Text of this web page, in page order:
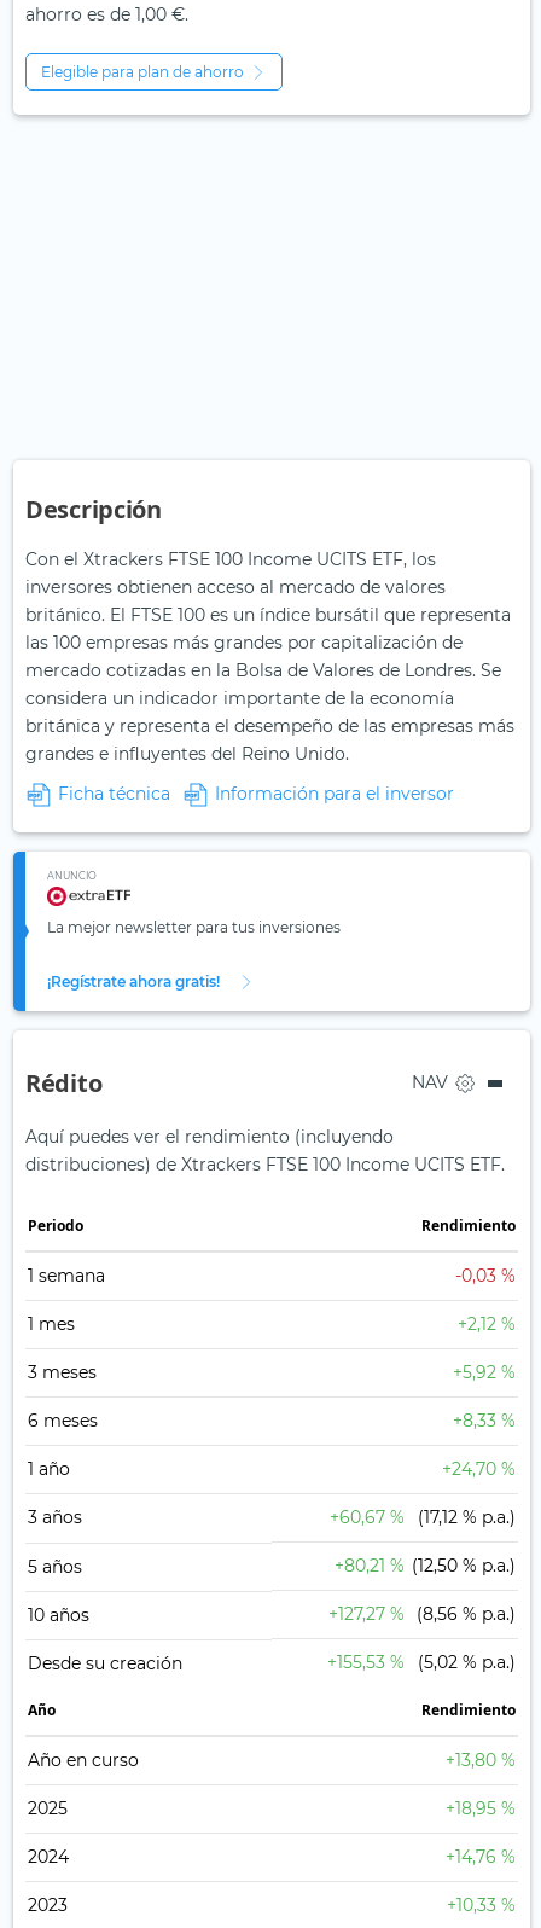
ahorro es de 1,00 €.
Elegible para plan de ahorro
Descripción
Con el Xtrackers FTSE 100 Income UCITS ETF, los
inversores obtienen acceso al mercado de valores
británico. El FTSE 100 es un índice bursátil que representa
las 100 empresas más grandes por capitalización de
mercado cotizadas en la Bolsa de Valores de Londres. Se
considera un indicador importante de la economía
británica y representa el desempeño de las empresas más
grandes e influyentes del Reino Unido.
Ficha técnica
Información para el inversor
ANUNCIO
La mejor newsletter para tus inversiones
¡Regístrate ahora gratis!
Rédito NAV
Aquí puedes ver el rendimiento (incluyendo
distribuciones) de Xtrackers FTSE 100 Income UCITS ETF.
Periodo Rendimiento
1 semana -0,03 %
1 mes +2,12 %
3 meses +5,92 %
6 meses +8,33 %
1 año +24,70 %
3 años +60,67 % (17,12 % p.a.)
5 años +80,21 % (12,50 % p.a.)
10 años +127,27 % (8,56 % p.a.)
Desde su creación +155,53 % (5,02 % p.a.)
Año Rendimiento
Año en curso +13,80 %
2025 +18,95 %
2024 +14,76 %
2023 +10,33 %